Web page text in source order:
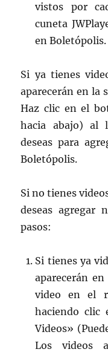
vistos por
cuneta
en Boletópolis.
Si ya tienes
aparecerán en la
Haz clic en el
hacia abajo) al
deseas para
Boletópolis.
Si no tienes
deseas agregar
pasos:
Si tienes ya
aparecerán
video en el
haciendo clic
Videos»
Los videos